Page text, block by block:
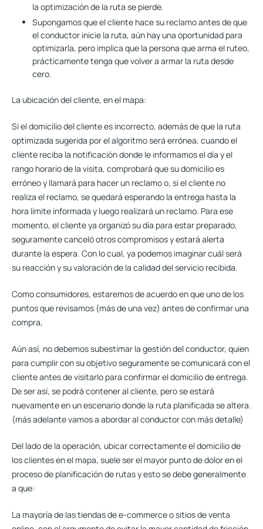
la optimización de la ruta se pierde.
Supongamos que el cliente hace su reclamo antes de que
el conductor inicie la ruta, aún hay una oportunidad para
optimizarla, pero implica que la persona que arma el ruteo,
prácticamente tenga que volver a armar la ruta desde
cero.
La ubicación del cliente, en el mapa:
Si el domicilio del cliente es incorrecto, además de que la ruta
optimizada sugerida por el algoritmo será errónea, cuando el
cliente reciba la notificación donde le informamos el día y el
rango horario de la visita, comprobará que su domicilio es
erróneo y llamará para hacer un reclamo o, si el cliente no
realiza el reclamo, se quedará esperando la entrega hasta la
hora límite informada y luego realizará un reclamo. Para ese
momento, el cliente ya organizó su día para estar preparado,
seguramente canceló otros compromisos y estará alerta
durante la espera. Con lo cual, ya podemos imaginar cuál será
su reacción y su valoración de la calidad del servicio recibida.
Como consumidores, estaremos de acuerdo en que uno de los
puntos que revisamos (más de una vez) antes de confirmar una
compra,
Aún así, no debemos subestimar la gestión del conductor, quien
para cumplir con su objetivo seguramente se comunicará con el
cliente antes de visitarlo para confirmar el domicilio de entrega.
De ser así, se podrá contener al cliente, pero se estará
nuevamente en un escenario donde la ruta planificada se altera.
(más adelante vamos a abordar al conductor con más detalle)
Del lado de la operación, ubicar correctamente el domicilio de
los clientes en el mapa, suele ser el mayor punto de dolor en el
proceso de planificación de rutas y esto se debe generalmente
a que:
La mayoría de las tiendas de e-commerce o sitios de venta